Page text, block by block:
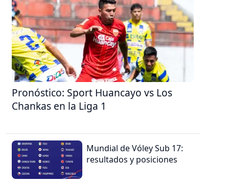
Pronóstico: Sport Huancayo vs Los
Chankas en la Liga 1
Mundial de Vóley Sub 17:
resultados y posiciones